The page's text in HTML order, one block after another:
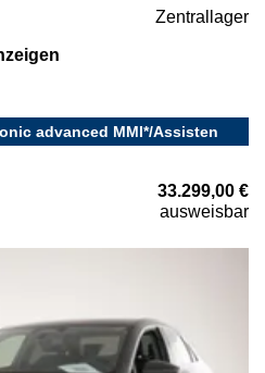
Zentrallager
advanced MMI*/Assisten
33.299,00 €
ausweisbar